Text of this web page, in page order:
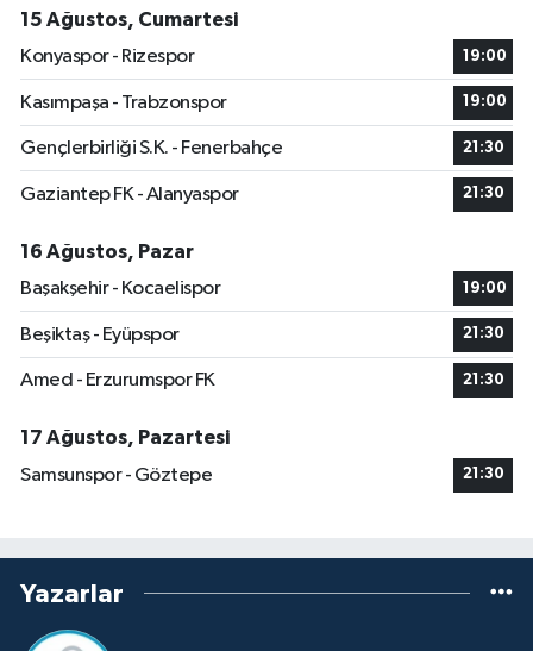
15 Ağustos, Cumartesi
Konyaspor - Rizespor
19:00
Kasımpaşa - Trabzonspor 19:00
Gençlerbirliği S.K. - Fenerbahçe 21:30
Gaziantep FK - Alanyaspor 21:30
16 Ağustos, Pazar
Başakşehir - Kocaelispor
19:00
Beşiktaş - Eyüpspor 21:30
Amed - Erzurumspor FK 21:30
17 Ağustos, Pazartesi
Samsunspor - Göztepe
21:30
Yazarlar